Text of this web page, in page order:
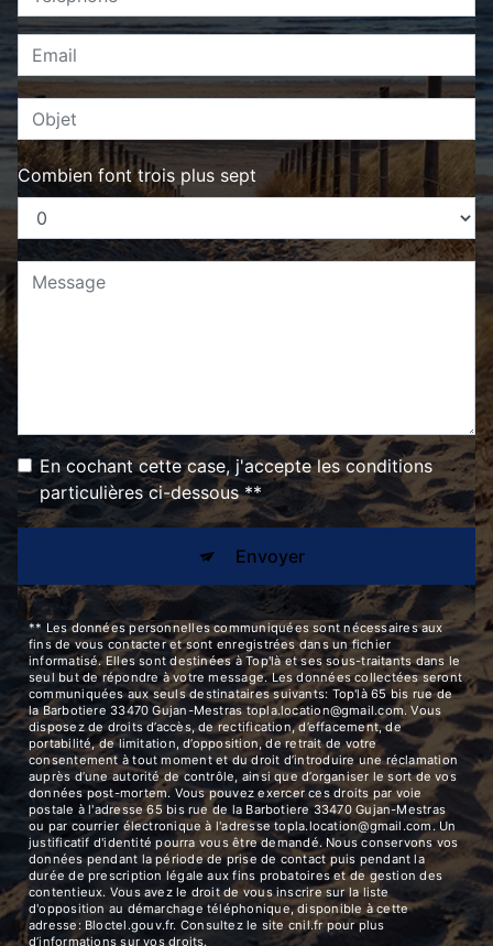
Combien font trois plus sept
En cochant cette case, j'accepte les conditions
particulières ci-dessous **
Envoyer
** Les données personnelles communiquées sont nécessaires aux
fins de vous contacter et sont enregistrées dans un fichier
informatisé. Elles sont destinées à Top'là et ses sous-traitants dans le
seul but de répondre à votre message. Les données collectées seront
communiquées aux seuls destinataires suivants: Top'là 65 bis rue de
la Barbotiere 33470 Gujan-Mestras topla.location@gmail.com. Vous
disposez de droits d’accès, de rectification, d’effacement, de
portabilité, de limitation, d’opposition, de retrait de votre
consentement à tout moment et du droit d’introduire une réclamation
auprès d’une autorité de contrôle, ainsi que d’organiser le sort de vos
données post-mortem. Vous pouvez exercer ces droits par voie
postale à l'adresse 65 bis rue de la Barbotiere 33470 Gujan-Mestras
ou par courrier électronique à l'adresse topla.location@gmail.com. Un
justificatif d'identité pourra vous être demandé. Nous conservons vos
données pendant la période de prise de contact puis pendant la
durée de prescription légale aux fins probatoires et de gestion des
contentieux. Vous avez le droit de vous inscrire sur la liste
d'opposition au démarchage téléphonique, disponible à cette
adresse:
Bloctel.gouv.fr. Consultez le site cnil.fr pour plus
d’informations sur vos droits.